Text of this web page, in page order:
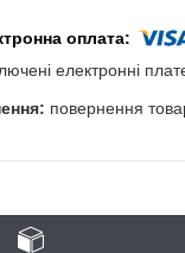
електронні
повернення